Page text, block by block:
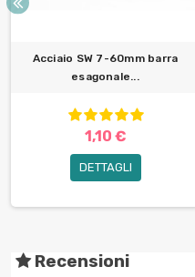
Acciaio SW 7-60mm barra
esagonale...
1,10 €
DETTAGLI
Recensioni